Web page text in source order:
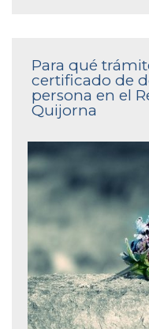
Para qué
certificado de
persona en el
Quijorna